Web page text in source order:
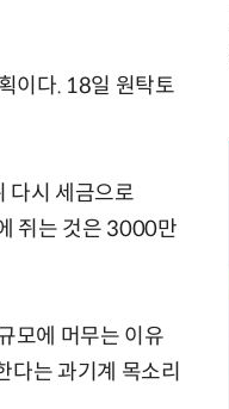
이다. 18일 원탁토
다시 세금으로
쥐는 것은 3000만
모에 머무는 이유
다는 과기계 목소리